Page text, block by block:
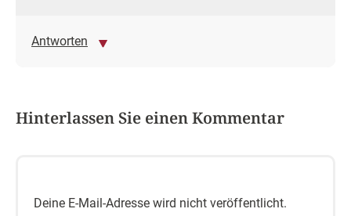
Antworten
Hinterlassen Sie einen Kommentar
Deine E-Mail-Adresse wird nicht veröffentlicht.